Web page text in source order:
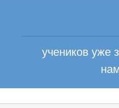
учеников уже